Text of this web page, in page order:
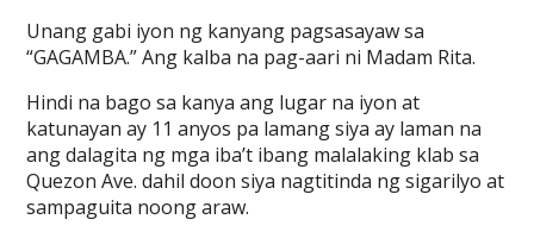
Unang gabi iyon ng kanyang pagsasayaw sa
“GAGAMBA.” Ang kalba na pag-aari ni Madam Rita.
Hindi na bago sa kanya ang lugar na iyon at
katunayan ay 11 anyos pa lamang siya ay laman na
ang dalagita ng mga iba’t ibang malalaking klab sa
Quezon Ave. dahil doon siya nagtitinda ng sigarilyo at
sampaguita noong araw.